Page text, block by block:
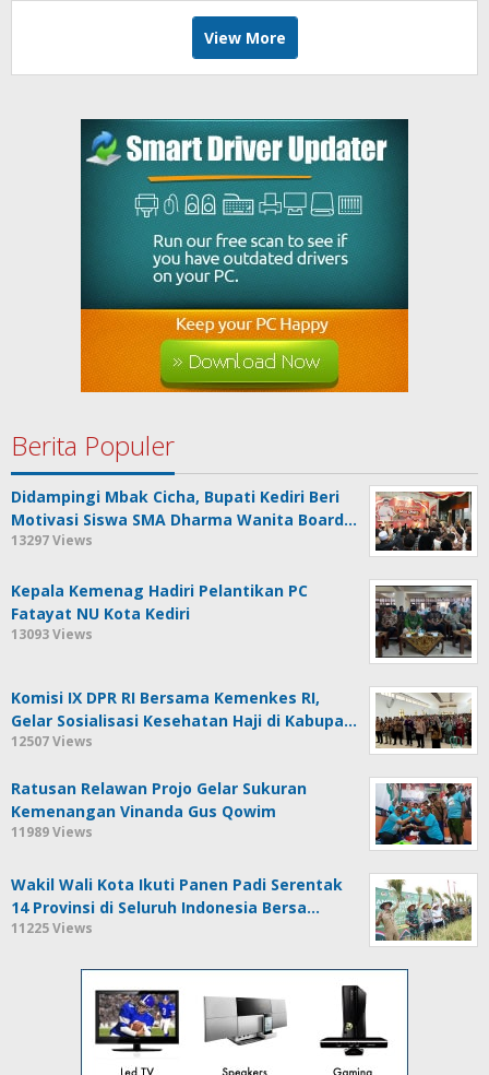
View More
Berita Populer
Didampingi Mbak Cicha, Bupati Kediri Beri
Motivasi Siswa SMA Dharma Wanita Board…
13297 Views
Kepala Kemenag Hadiri Pelantikan PC
Fatayat NU Kota Kediri
13093 Views
Komisi IX DPR RI Bersama Kemenkes RI,
Gelar Sosialisasi Kesehatan Haji di Kabupa…
12507 Views
Ratusan Relawan Projo Gelar Sukuran
Kemenangan Vinanda Gus Qowim
11989 Views
Wakil Wali Kota Ikuti Panen Padi Serentak
14 Provinsi di Seluruh Indonesia Bersa…
11225 Views